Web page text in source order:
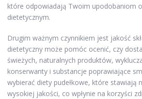
które odpowiadają Twoim upodobaniom
dietetycznym.
Drugim ważnym czynnikiem jest jakość
dietetyczny może pomóc ocenić, czy
świeżych, naturalnych produktów,
konserwanty i substancje poprawiające
wybierać diety pudełkowe, które stawiają
wysokiej jakości, co wpłynie na korzyści